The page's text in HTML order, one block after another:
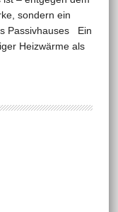
sondern ein
Passivhauses Ein
Heizwärme als